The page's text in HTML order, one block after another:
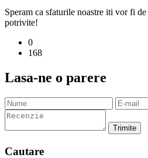
Speram ca sfaturile noastre iti vor fi
potrivite!
0
168
Lasa-ne o parere
Trimite
Cautare